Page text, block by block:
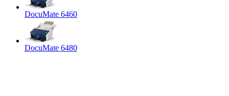
DocuMate 6460
DocuMate 6480